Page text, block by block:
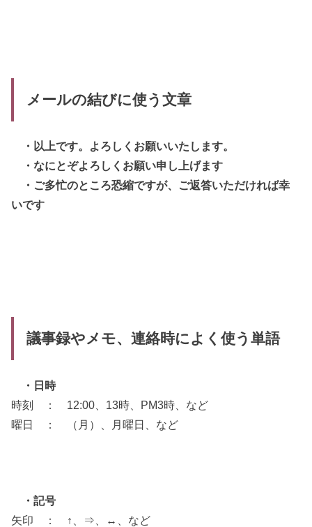
メールの結びに使う文章
・以上です。よろしくお願いいたします。
・なにとぞよろしくお願い申し上げます
・ご多忙のところ恐縮ですが、ご返答いただければ幸
いです
議事録やメモ、連絡時によく使う単語
・日時
時刻 ： 12:00、13時、PM3時、など
曜日 ： （月）、月曜日、など
・記号
矢印 ： ↑、⇒、↔、など